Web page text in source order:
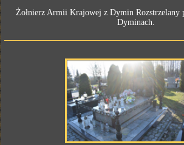
Żołnierz Armii Krajowej z Dymin Rozstrzelany
Dyminach.